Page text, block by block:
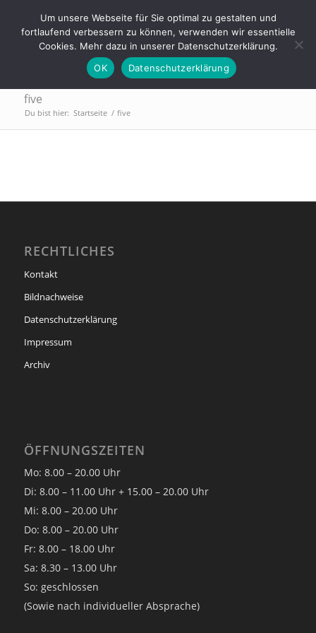
Tel.: 0911 - 2171 4565 | info@trainings-lounge.de
five
Du bist hier: Startseite / five
RECHTLICHES
Kontakt
Bildnachweise
Datenschutzerklärung
Impressum
Archiv
ÖFFNUNGSZEITEN
Mo: 8.00 – 20.00 Uhr
Di: 8.00 – 11.00 Uhr + 15.00 – 20.00 Uhr
Mi: 8.00 – 20.00 Uhr
Do: 8.00 – 20.00 Uhr
Fr: 8.00 – 18.00 Uhr
Sa: 8.30 – 13.00 Uhr
So: geschlossen
(Sowie nach individueller Absprache)
Um unsere Webseite für Sie optimal zu gestalten und
fortlaufend verbessern zu können, verwenden wir essentielle
Cookies. Mehr dazu in unserer Datenschutzerklärung.
OK
Datenschutzerklärung